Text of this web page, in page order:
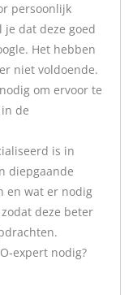
persoonlijk
dat deze goed
Het hebben
niet voldoende.
om ervoor te
de
is in
diepgaande
en wat er nodig
deze beter
expert nodig?